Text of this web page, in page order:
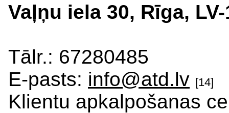
Vaļņu iela 30, Rīga,
Tālr.: 67280485
E-pasts: info@atd.lv [14]
Klientu apkalpošanas